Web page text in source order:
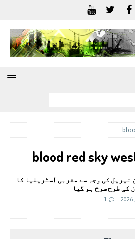
blood red sky
نیریل کی وجہ سے مغربی آسٹریلیا کا
کی طرح سرخ ہو گیا
1